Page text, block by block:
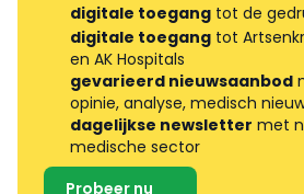
digitale toegang tot de
digitale toegang tot
en AK Hospitals
gevarieerd nieuwsaanbod
opinie, analyse, medisch
dagelijkse newsletter met
medische sector
Probeer nu